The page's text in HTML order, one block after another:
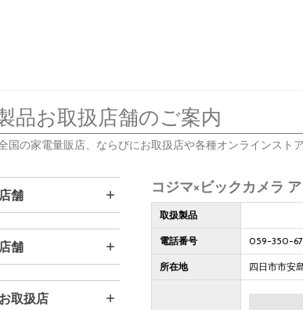
品お取扱店舗のご案内
国の家電量販店、ならびにお取扱店や各種オンラインスト
コジマ×ビックカメラ
取扱製品
電話番号 059-350-
所在地 四日市市
舗
舗
取扱店